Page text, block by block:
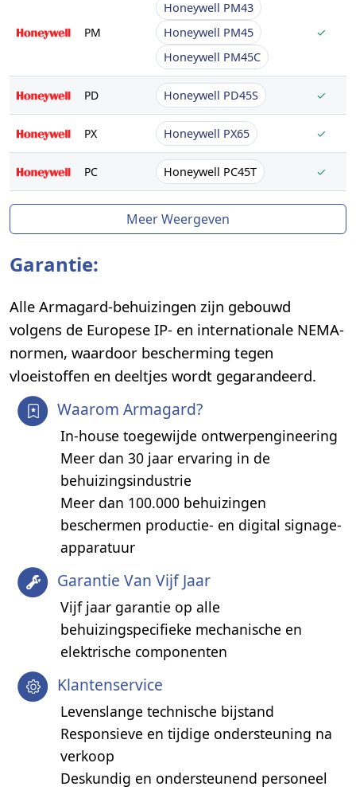
PM
Honeywell PM43
Honeywell PM45
Honeywell PM45C
✓
PD Honeywell PD45S ✓
PX Honeywell PX65 ✓
PC Honeywell PC45T ✓
Meer Weergeven
Garantie:
Alle Armagard-behuizingen zijn gebouwd
volgens de Europese IP- en internationale NEMA-
normen, waardoor bescherming tegen
vloeistoffen en deeltjes wordt gegarandeerd.
Waarom Armagard?
In-house toegewijde ontwerpengineering
Meer dan 30 jaar ervaring in de
behuizingsindustrie
Meer dan 100.000 behuizingen
beschermen productie- en digital signage-
apparatuur
Garantie Van Vijf Jaar
Vijf jaar garantie op alle
behuizingspecifieke mechanische en
elektrische componenten
Klantenservice
Levenslange technische bijstand
Responsieve en tijdige ondersteuning na
verkoop
Deskundig en ondersteunend personeel